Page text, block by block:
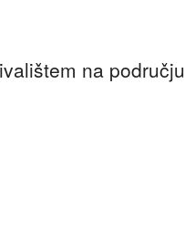
na području